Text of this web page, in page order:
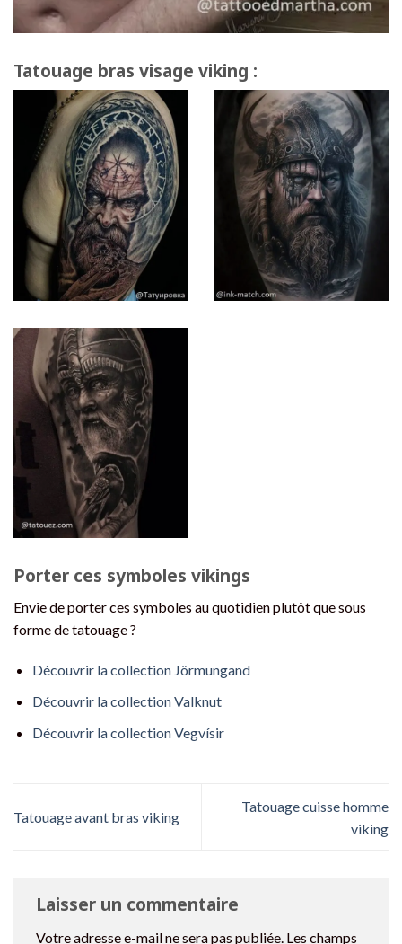
Tatouage bras visage viking :
Porter ces symboles vikings
Envie de porter ces symboles au quotidien plutôt que sous
forme de tatouage ?
Découvrir la collection Jörmungand
Découvrir la collection Valknut
Découvrir la collection Vegvísir
Tatouage avant bras viking
Tatouage cuisse homme
viking
Laisser un commentaire
Votre adresse e-mail ne sera pas publiée. Les champs